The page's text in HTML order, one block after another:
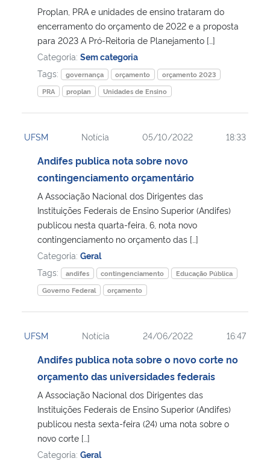
Proplan, PRA e unidades de ensino trataram do
encerramento do orçamento de 2022 e a proposta
para 2023 A Pró-Reitoria de Planejamento […]
Categoria: Sem categoria
Tags:
governança orçamento
orçamento 2023
PRA
proplan Unidades de Ensino
UFSM Notícia 05/10/2022 18:33
Andifes publica nota sobre novo
contingenciamento orçamentário
A Associação Nacional dos Dirigentes das
Instituições Federais de Ensino Superior (Andifes)
publicou nesta quarta-feira, 6, nota novo
contingenciamento no orçamento das […]
Categoria: Geral
Tags:
andifes contingenciamento
Educação Pública
Governo Federal
orçamento
UFSM Notícia 24/06/2022 16:47
Andifes publica nota sobre o novo corte no
orçamento das universidades federais
A Associação Nacional dos Dirigentes das
Instituições Federais de Ensino Superior (Andifes)
publicou nesta sexta-feira (24) uma nota sobre o
novo corte […]
Categoria: Geral